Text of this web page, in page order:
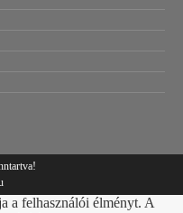
a felhasználói élményt. A